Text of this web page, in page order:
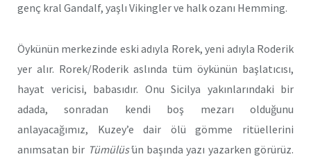
genç kral Gandalf, yaşlı Vikingler ve halk ozanı Hemming.
Öykünün merkezinde eski adıyla Rorek, yeni adıyla Roderik
yer alır. Rorek/Roderik aslında tüm öykünün başlatıcısı,
hayat vericisi, babasıdır. Onu Sicilya yakınlarındaki bir
adada, sonradan kendi boş mezarı olduğunu
anlayacağımız, Kuzey’e dair ölü gömme ritüellerini
anımsatan bir Tümülüs’ün başında yazı yazarken görürüz.